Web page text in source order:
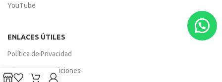
YouTube
ENLACES ÚTILES
Política de Privacidad
Términos y Condiciones